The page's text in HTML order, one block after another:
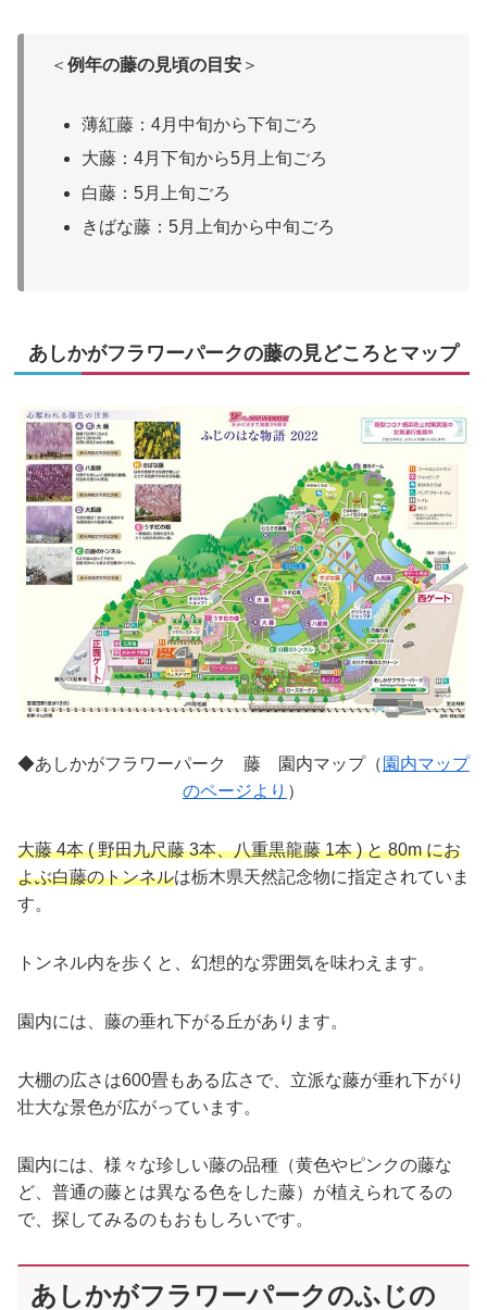
＜ 例年の藤の見頃の目安 ＞
薄紅藤：4月中旬から下旬ごろ
大藤：4月下旬から5月上旬ごろ
白藤：5月上旬ごろ
きばな藤：5月上旬から中旬ごろ
あしかがフラワーパークの藤の見どころとマップ
◆あしかがフラワーパーク 藤 園内マップ（ 園内マップ
のページより ）
大藤 4本 ( 野田九尺藤 3本、八重黒龍藤 1本 ) と 80m にお
よぶ白藤のトンネルは栃木県天然記念物に指定されていま
す。
トンネル内を歩くと、幻想的な雰囲気を味わえます。
園内には、藤の垂れ下がる丘があります。
大棚の広さは600畳もある広さで、立派な藤が垂れ下がり
壮大な景色が広がっています。
園内には、様々な珍しい藤の品種（黄色やピンクの藤な
ど、普通の藤とは異なる色をした藤）が植えられてるの
で、探してみるのもおもしろいです。
あしかがフラワーパークのふじの